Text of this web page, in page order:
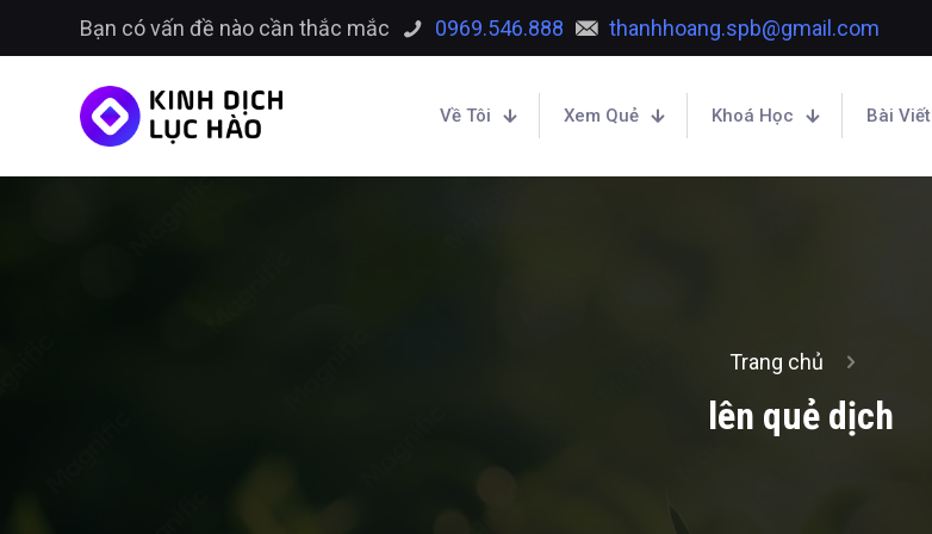
Bạn có vấn đề nào cần thắc mắc 0969.546.888 thanhhoang.spb@gmail.com
Về Tôi Xem Quẻ Khoá Học Bài Viết
lên quẻ dịch
Trang chủ